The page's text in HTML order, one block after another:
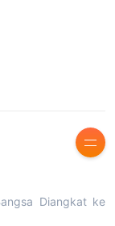
Diangkat ke